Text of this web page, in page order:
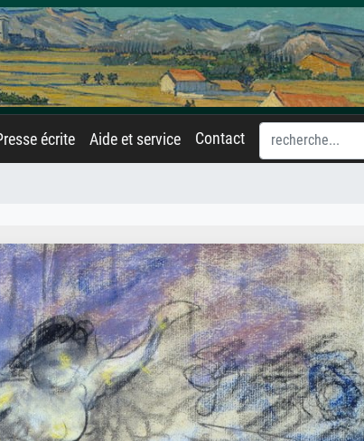
écrite Aide et service Contact